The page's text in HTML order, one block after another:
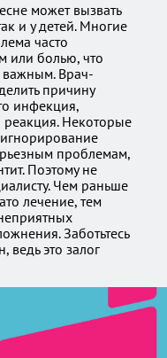
может вызвать
и у детей. Многие
часто
или болью, что
важным. Врач-
причину
инфекция,
реакция. Некоторые
проблемам,
Поэтому не
Чем раньше
лечение, тем
Заботьтесь
ведь это залог